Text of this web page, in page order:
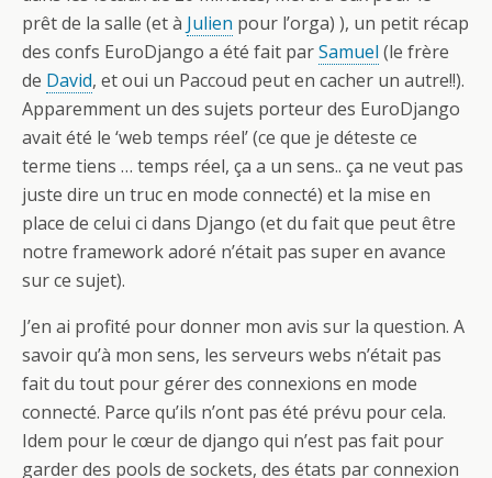
prêt de la salle (et à Julien pour l’orga) ), un petit récap
des confs EuroDjango a été fait parSamuel (le frère
de David, et oui un Paccoud peut en cacher un autre!!).
Apparemment un des sujets porteur des EuroDjango
avait été le ‘web temps réel’ (ce que je déteste ce
terme tiens … temps réel, ça a un sens.. ça ne veut pas
juste dire un truc en mode connecté) et la mise en
place de celui ci dans Django (et du fait que peut être
notre framework adoré n’était pas super en avance
sur ce sujet).
J’en ai profité pour donner mon avis sur la question. A
savoir qu’à mon sens, les serveurs webs n’était pas
fait du tout pour gérer des connexions en mode
connecté. Parce qu’ils n’ont pas été prévu pour cela.
Idem pour le cœur de django qui n’est pas fait pour
garder des pools de sockets, des états par connexion